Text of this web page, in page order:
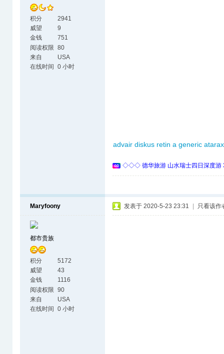
积分
2941
威望
9
金钱
751
阅读权限 80
来自
USA
在线时间
0 小时
advair diskus retin a generic
◇◇◇ 德华旅游 山水瑞士四日深度
Maryfoony
都市贵族
积分
5172
威望
43
金钱
1116
阅读权限 90
来自
USA
在线时间
0 小时
发表于 2020-5-23 23:31 只看该作